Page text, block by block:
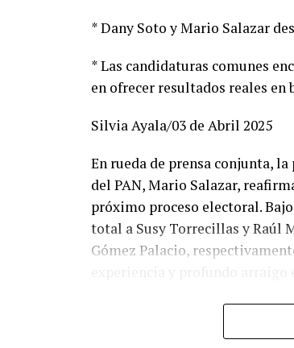
* Dany Soto y Mario Salazar
* Las candidaturas comunes
en ofrecer resultados reales
Silvia Ayala/03 de Abril 2025
En rueda de prensa conjunta,
del PAN, Mario Salazar,
próximo proceso electoral.
total a Susy Torrecillas y Raúl
Gómez Palacio,
Dany Soto aseguró que la